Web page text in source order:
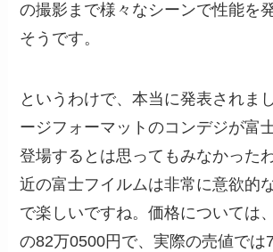
の撮影まで様々なシーンで性能を
そうです。
というわけで、本当に発表されま
ージフォーマットのコンデジが富
登場するとは思ってもみなかった
近の富士フイルムは非常に意欲的
で楽しいですね。価格については
の82万0500円で、実際の売値では